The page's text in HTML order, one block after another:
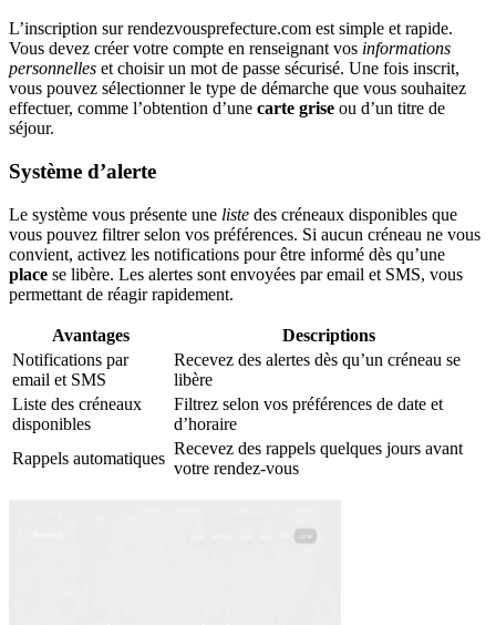
L’inscription sur rendezvousprefecture.com est simple et rapide.
Vous devez créer votre compte en renseignant vos informations
personnelles et choisir un mot de passe sécurisé. Une fois inscrit,
vous pouvez sélectionner le type de démarche que vous souhaitez
effectuer, comme l’obtention d’une carte grise ou d’un titre de
séjour.
Système d’alerte
Le système vous présente une liste des créneaux disponibles que
vous pouvez filtrer selon vos préférences. Si aucun créneau ne vous
convient, activez les notifications pour être informé dès qu’une
place se libère. Les alertes sont envoyées par email et SMS, vous
permettant de réagir rapidement.
Avantages
Descriptions
Notifications par
email et SMS
Recevez des alertes dès qu’un créneau se
libère
Liste des créneaux
disponibles
Filtrez selon vos préférences de date et
d’horaire
Rappels automatiques
Recevez des rappels quelques jours avant
votre rendez-vous